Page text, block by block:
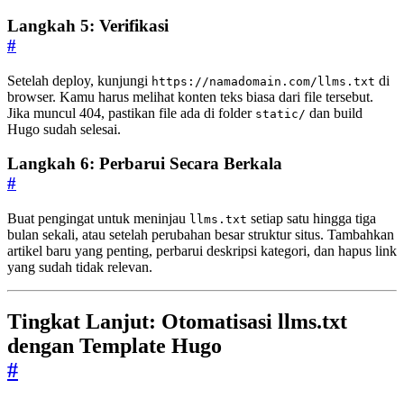
Langkah 5: Verifikasi
#
Setelah deploy, kunjungi https://namadomain.com/llms.txt di
browser. Kamu harus melihat konten teks biasa dari file tersebut.
Jika muncul 404, pastikan file ada di folder static/ dan build
Hugo sudah selesai.
Langkah 6: Perbarui Secara Berkala
#
Buat pengingat untuk meninjau llms.txt setiap satu hingga tiga
bulan sekali, atau setelah perubahan besar struktur situs. Tambahkan
artikel baru yang penting, perbarui deskripsi kategori, dan hapus link
yang sudah tidak relevan.
Tingkat Lanjut: Otomatisasi llms.txt
dengan Template Hugo
#